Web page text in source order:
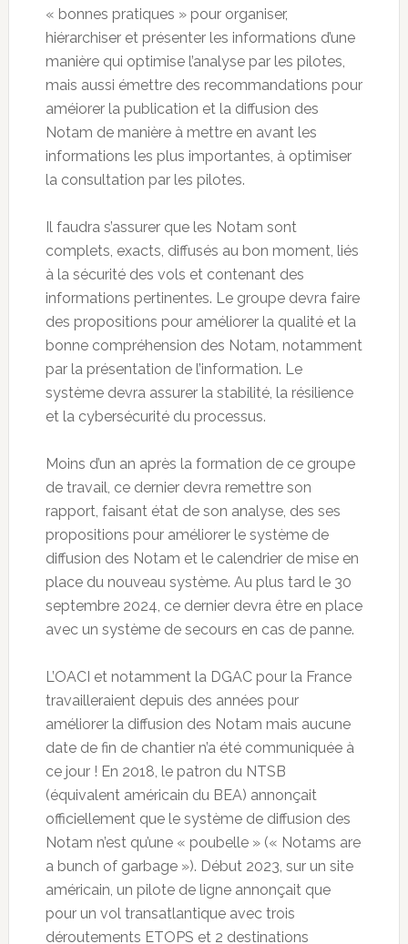
« bonnes pratiques » pour organiser,
hiérarchiser et présenter les informations d’une
manière qui optimise l’analyse par les pilotes,
mais aussi émettre des recommandations pour
améiorer la publication et la diffusion des
Notam de manière à mettre en avant les
informations les plus importantes, à optimiser
la consultation par les pilotes.
Il faudra s’assurer que les Notam sont
complets, exacts, diffusés au bon moment, liés
à la sécurité des vols et contenant des
informations pertinentes. Le groupe devra faire
des propositions pour améliorer la qualité et la
bonne compréhension des Notam, notamment
par la présentation de l’information. Le
système devra assurer la stabilité, la résilience
et la cybersécurité du processus.
Moins d’un an après la formation de ce groupe
de travail, ce dernier devra remettre son
rapport, faisant état de son analyse, des ses
propositions pour améliorer le système de
diffusion des Notam et le calendrier de mise en
place du nouveau système. Au plus tard le 30
septembre 2024, ce dernier devra être en place
avec un système de secours en cas de panne.
L’OACI et notamment la DGAC pour la France
travailleraient depuis des années pour
améliorer la diffusion des Notam mais aucune
date de fin de chantier n’a été communiquée à
ce jour ! En 2018, le patron du NTSB
(équivalent américain du BEA) annonçait
officiellement que le système de diffusion des
Notam n’est qu’une « poubelle » (« Notams are
a bunch of garbage »). Début 2023, sur un site
américain, un pilote de ligne annonçait que
pour un vol transatlantique avec trois
déroutements ETOPS et 2 destinations